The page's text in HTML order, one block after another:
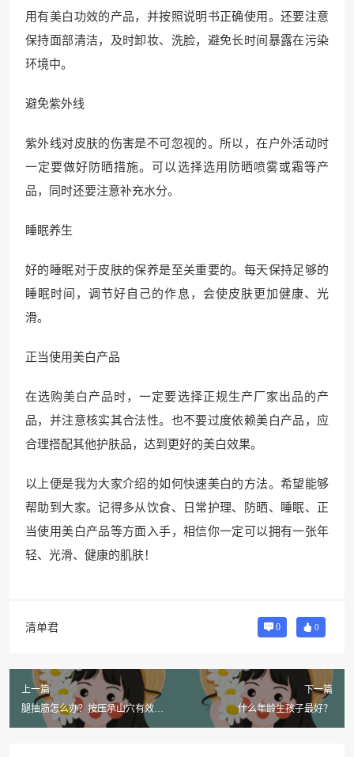
用有美白功效的产品，并按照说明书正确使用。还要注意
保持面部清洁，及时卸妆、洗脸，避免长时间暴露在污染
环境中。
避免紫外线
紫外线对皮肤的伤害是不可忽视的。所以，在户外活动时
一定要做好防晒措施。可以选择选用防晒喷雾或霜等产
品，同时还要注意补充水分。
睡眠养生
好的睡眠对于皮肤的保养是至关重要的。每天保持足够的
睡眠时间，调节好自己的作息，会使皮肤更加健康、光
滑。
正当使用美白产品
在选购美白产品时，一定要选择正规生产厂家出品的产
品，并注意核实其合法性。也不要过度依赖美白产品，应
合理搭配其他护肤品，达到更好的美白效果。
以上便是我为大家介绍的如何快速美白的方法。希望能够
帮助到大家。记得多从饮食、日常护理、防晒、睡眠、正
当使用美白产品等方面入手，相信你一定可以拥有一张年
轻、光滑、健康的肌肤！
清单君 0 0
上一篇
腿抽筋怎么办？按压承山穴有效
下一篇
什么年龄生孩子最好？